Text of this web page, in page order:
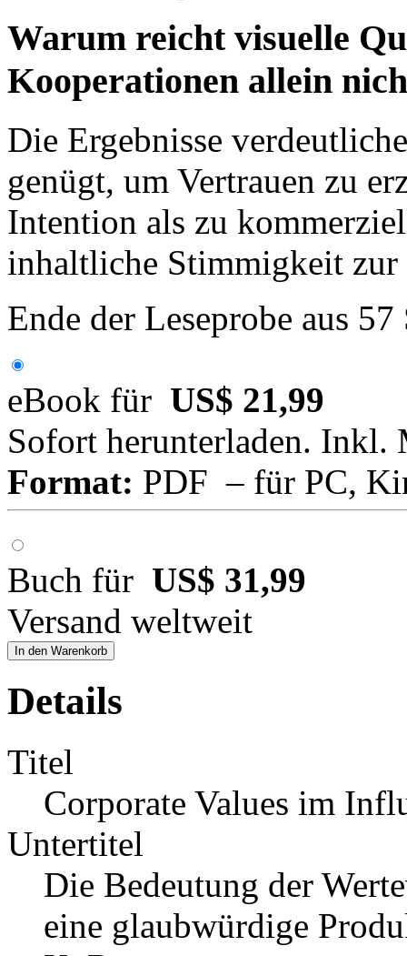
Warum reicht visuelle
Kooperationen allein
Die Ergebnisse
genügt, um Vertrauen zu
Intention als zu
inhaltliche Stimmigkeit
Ende der Leseprobe aus
eBook für US$ 21,99
Sofort herunterladen. Inkl.
Format: PDF – für PC,
Buch für US$ 31,99
Versand weltweit
In den Warenkorb
Details
Titel
Corporate Values im
Untertitel
Die Bedeutung der
eine glaubwürdige